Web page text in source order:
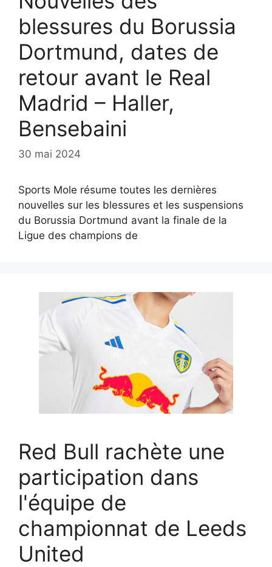
blessures du Borussia
Dortmund, dates de
retour avant le Real
Madrid – Haller,
Bensebaini
30 mai 2024
Sports Mole résume toutes les dernières
nouvelles sur les blessures et les suspensions
du Borussia Dortmund avant la finale de la
Ligue des champions de
Red Bull rachète une
participation dans
l'équipe de
championnat de Leeds
United